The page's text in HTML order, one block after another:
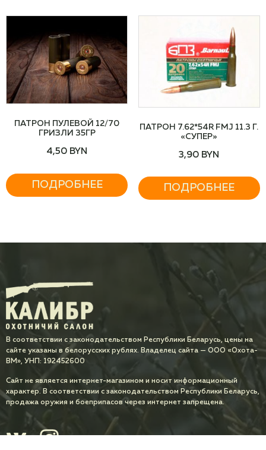
ПАТРОН ПУЛЕВОЙ 12/70
ГРИЗЛИ 35ГР
4,50 BYN
ПОДРОБНЕЕ
ПАТРОН 7.62*54R FMJ 11.3 Г.
«СУПЕР»
3,90 BYN
ПОДРОБНЕЕ
В соответствии с законодательством Республики Беларусь, цены на
сайте указаны в белорусских рублях. Владелец сайта — ООО «Охота-
ВМ», УНП: 192452600
Сайт не является интернет-магазином и носит информационный
характер. В соответствии с законодательством Республики Беларусь,
продажа оружия и боеприпасов через интернет запрещена.